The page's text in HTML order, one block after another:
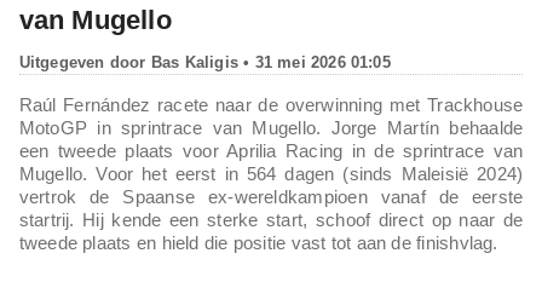
van Mugello
Uitgegeven door Bas Kaligis• 31 mei 2026 01:05
Raúl Fernández racete naar de overwinning met Trackhouse
MotoGP in sprintrace van Mugello. Jorge Martín behaalde
een tweede plaats voor Aprilia Racing in de sprintrace van
Mugello. Voor het eerst in 564 dagen (sinds Maleisië 2024)
vertrok de Spaanse ex-wereldkampioen vanaf de eerste
startrij. Hij kende een sterke start, schoof direct op naar de
tweede plaats en hield die positie vast tot aan de finishvlag.